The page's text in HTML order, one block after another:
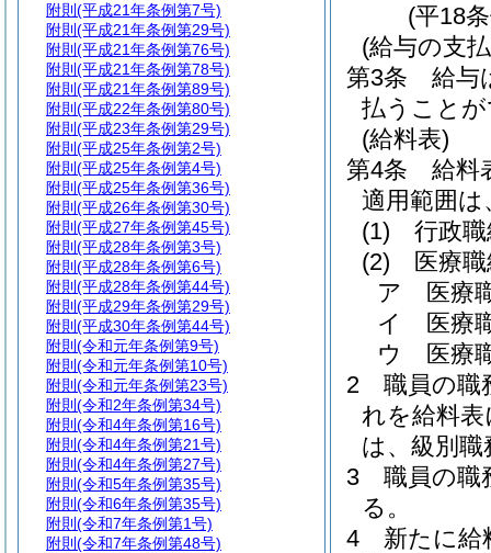
(平18
(給与の支
第3条
給与
払うこと
(給料表)
第4条
給料
適用範囲
(1)
行政
(2)
医療
ア
医療
イ
医療
ウ
医療
2
職員の職
れを給料
は、級別職
3
職員の職
る。
4
新たに給
附則 (平成21年条例第7号)
附則 (平成21年条例第29号)
附則 (平成21年条例第76号)
附則 (平成21年条例第78号)
附則 (平成21年条例第89号)
附則 (平成22年条例第80号)
附則 (平成23年条例第29号)
附則 (平成25年条例第2号)
附則 (平成25年条例第4号)
附則 (平成25年条例第36号)
附則 (平成26年条例第30号)
附則 (平成27年条例第45号)
附則 (平成28年条例第3号)
附則 (平成28年条例第6号)
附則 (平成28年条例第44号)
附則 (平成29年条例第29号)
附則 (平成30年条例第44号)
附則 (令和元年条例第9号)
附則 (令和元年条例第10号)
附則 (令和元年条例第23号)
附則 (令和2年条例第34号)
附則 (令和4年条例第16号)
附則 (令和4年条例第21号)
附則 (令和4年条例第27号)
附則 (令和5年条例第35号)
附則 (令和6年条例第35号)
附則 (令和7年条例第1号)
附則 (令和7年条例第48号)